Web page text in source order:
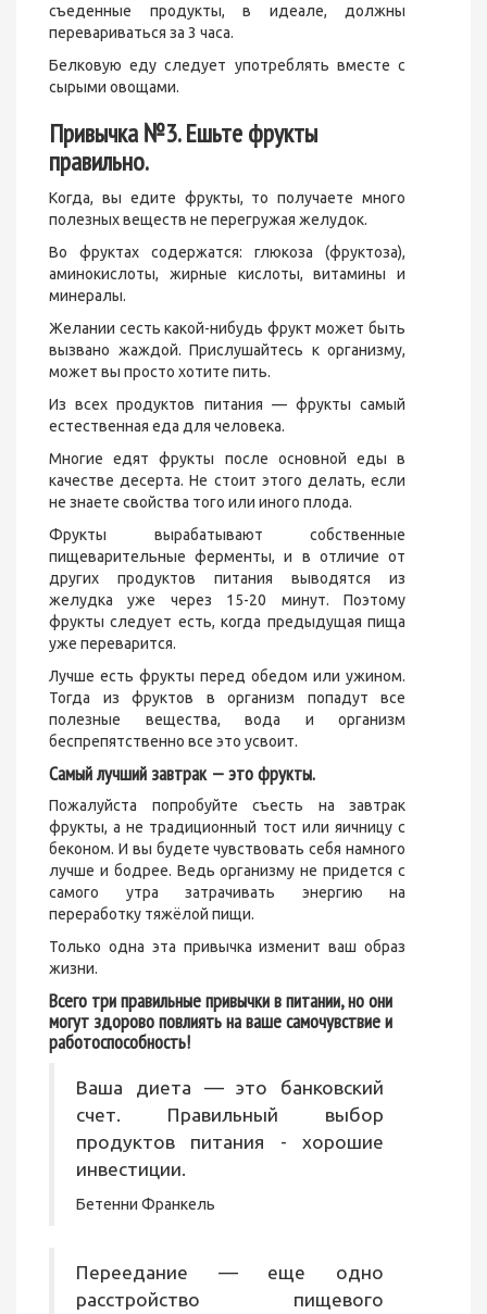
съеденные продукты, в идеале, должны
перевариваться за 3 часа.
Белковую еду следует употреблять вместе с
сырыми овощами.
Привычка №3. Ешьте фрукты
правильно.
Когда, вы едите фрукты, то получаете много
полезных веществ не перегружая желудок.
Во фруктах содержатся: глюкоза (фруктоза),
аминокислоты, жирные кислоты, витамины и
минералы.
Желании сесть какой-нибудь фрукт может быть
вызвано жаждой. Прислушайтесь к организму,
может вы просто хотите пить.
Из всех продуктов питания — фрукты самый
естественная еда для человека.
Многие едят фрукты после основной еды в
качестве десерта. Не стоит этого делать, если
не знаете свойства того или иного плода.
Фрукты вырабатывают собственные
пищеварительные ферменты, и в отличие от
других продуктов питания выводятся из
желудка уже через 15-20 минут. Поэтому
фрукты следует есть, когда предыдущая пища
уже переварится.
Лучше есть фрукты перед обедом или ужином.
Тогда из фруктов в организм попадут все
полезные вещества, вода и организм
беспрепятственно все это усвоит.
Самый лучший завтрак — это фрукты.
Пожалуйста попробуйте съесть на завтрак
фрукты, а не традиционный тост или яичницу с
беконом. И вы будете чувствовать себя намного
лучше и бодрее. Ведь организму не придется с
самого утра затрачивать энергию на
переработку тяжёлой пищи.
Только одна эта привычка изменит ваш образ
жизни.
Всего три правильные привычки в питании, но они
могут здорово повлиять на ваше самочувствие и
работоспособность!
Ваша диета — это банковский
счет. Правильный выбор
продуктов питания - хорошие
инвестиции.
Бетенни Франкель
Переедание — еще одно
расстройство пищевого